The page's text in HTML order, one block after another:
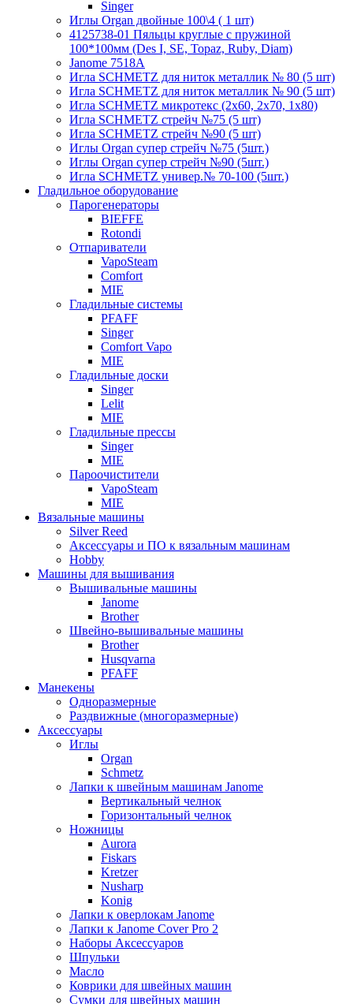
Singer
Иглы Organ двойные 100\4 ( 1 шт)
4125738-01 Пяльцы круглые с пружиной
100*100мм (Des I, SE, Topaz, Ruby, Diam)
Janome 7518A
Игла SCHMETZ для ниток металлик № 80 (5 шт)
Игла SCHMETZ для ниток металлик № 90 (5 шт)
Игла SCHMETZ микротекс (2х60, 2х70, 1х80)
Игла SCHMETZ стрейч №75 (5 шт)
Игла SCHMETZ стрейч №90 (5 шт)
Иглы Organ супер стрейч №75 (5шт.)
Иглы Organ супер стрейч №90 (5шт.)
Игла SCHMETZ универ.№ 70-100 (5шт.)
Гладильное оборудование
Парогенераторы
BIEFFE
Rotondi
Отпариватели
VapoSteam
Comfort
MIE
Гладильные системы
PFAFF
Singer
Comfort Vapo
MIE
Гладильные доски
Singer
Lelit
MIE
Гладильные прессы
Singer
MIE
Пароочистители
VapoSteam
MIE
Вязальные машины
Silver Reed
Аксессуары и ПО к вязальным машинам
Hobby
Машины для вышивания
Вышивальные машины
Janome
Brother
Швейно-вышивальные машины
Brother
Husqvarna
PFAFF
Манекены
Одноразмерные
Раздвижные (многоразмерные)
Аксессуары
Иглы
Organ
Schmetz
Лапки к швейным машинам Janome
Вертикальный челнок
Горизонтальный челнок
Ножницы
Aurora
Fiskars
Kretzer
Nusharp
Konig
Лапки к оверлокам Janome
Лапки к Janome Cover Pro 2
Наборы Аксессуаров
Шпульки
Масло
Коврики для швейных машин
Сумки для швейных машин